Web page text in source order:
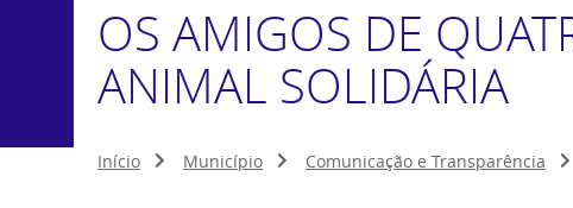
OS AMIGOS DE
ANIMAL SOLIDÁRIA
Início Município Comunicação e Transparência